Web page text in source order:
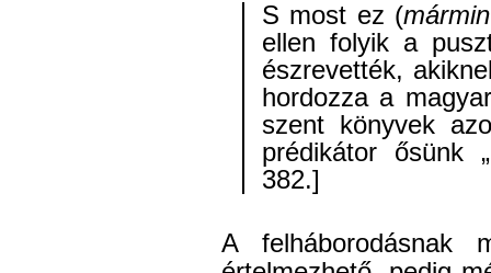
S most ez (
ellen folyik a
észrevették,
hordozza a
szent könyvek
prédikátor ősünk
382.]
A